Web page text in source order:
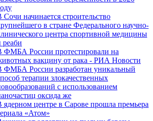
Сочи начинается строительство
в стране Федерального научно-
центра спортивной медицины
реаби
ФМБА России протестировали на
вакцину от рака - РИА Новости
ФМБА России разработан уникальный
терапии злокачественных
с использованием
оксида же
ядерном центре в Сарове прошла премьера
«Атом»